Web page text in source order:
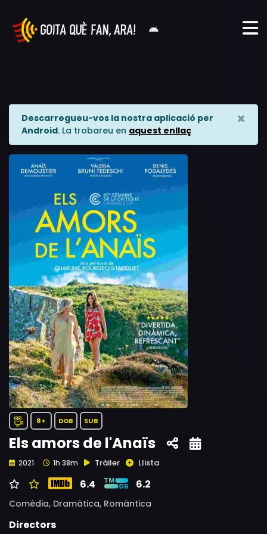
Descarregueu-vos la nostra aplicació per
Android. La trobareu en aquest enllaç
×
8+ DOB SUB
Els amors de l'Anaïs
2021 1h 38m Tràiler Llista
6.4 6.2
Comèdia, Dramàtica, Romàntica
Directors